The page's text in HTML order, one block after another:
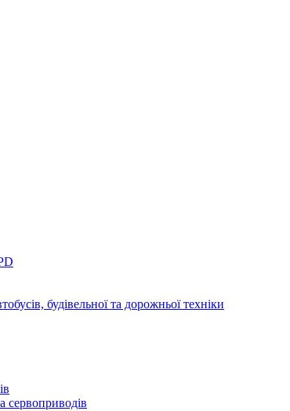
будівельної та дорожньої техніки
сервоприводів